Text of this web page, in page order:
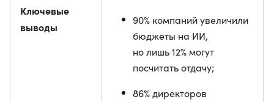
Ключевые
выводы
90% компаний увеличили
бюджеты на ИИ,
но лишь 12% могут
посчитать отдачу;
86% директоров